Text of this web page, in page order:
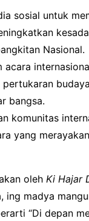
sosial untuk
Nasional.
acara
bangsa.
komunitas
yang
oleh Ki Hajar
ing madya
“Di depan